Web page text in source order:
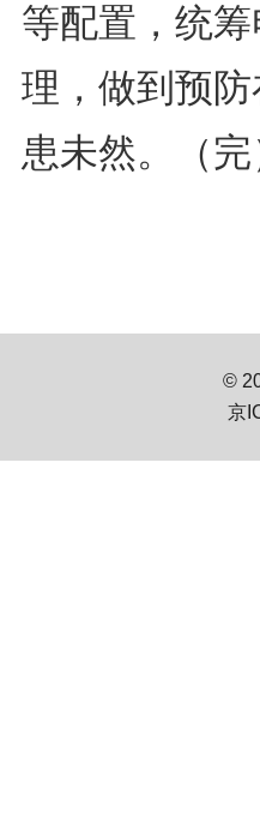
等配置，统
理，做到预
患未然。（完
©
京